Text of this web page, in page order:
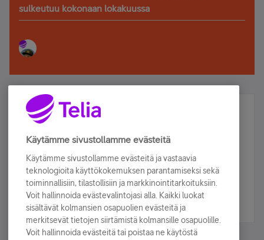
sulkeutuu kokonaan lokakuussa
Älä jää paitsi – osallistu ja voita!
Tilaa Telian uutiskirje ja olet mukana arvonnassa.
sähköpostiisi.
Tilaa nyt
Käytämme sivustollamme evästeitä
Käytämme sivustollamme evästeitä ja vastaavia
teknologioita käyttökokemuksen parantamiseksi sekä
toiminnallisiin, tilastollisiin ja markkinointitarkoituksiin.
Voit hallinnoida evästevalintojasi alla. Kaikki luokat
sisältävät kolmansien osapuolien evästeitä ja
merkitsevät tietojen siirtämistä kolmansille osapuolille.
Voit hallinnoida evästeitä tai poistaa ne käytöstä